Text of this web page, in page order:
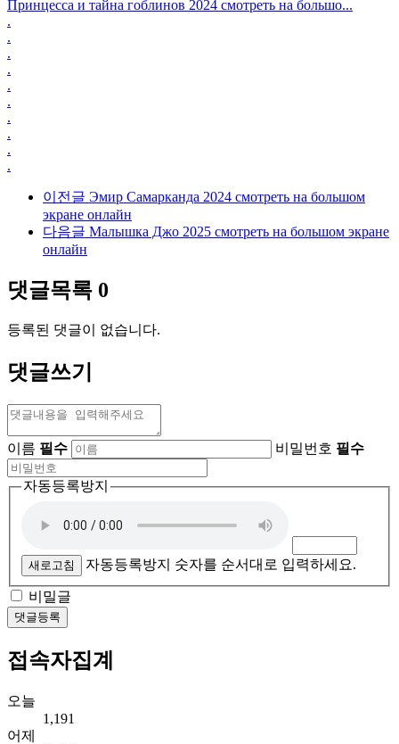
Принцесса и тайна гоблинов 2024 смотреть на большо...
.
.
.
.
.
.
.
.
.
.
이전글 Эмир Самарканда 2024 смотреть на большом
экране онлайн
다음글 Малышка Джо 2025 смотреть на большом экране
онлайн
댓글목록 0
등록된 댓글이 없습니다.
댓글쓰기
이름 필수 비밀번호 필수
자동등록방지
새로고침 자동등록방지 숫자를 순서대로 입력하세요.
비밀글
댓글등록
접속자집계
오늘
1,191
어제